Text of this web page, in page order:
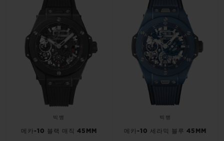
빅뱅
메카-10 블랙 매직 45MM
빅뱅
메카-10 세라믹 블루 45MM